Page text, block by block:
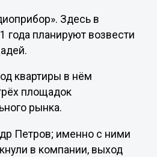
Здесь в
года планируют возвести
квартиры в нём
площадок
рынка.
Петров; именно с ними
в компании, выход